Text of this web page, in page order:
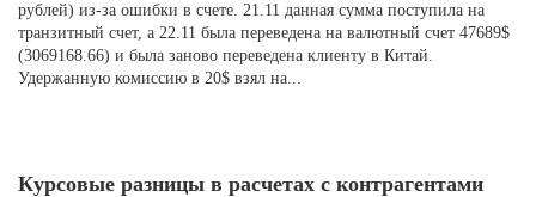
рублей) из-за ошибки в счете. 21.11 данная сумма поступила на
транзитный счет, а 22.11 была переведена на валютный счет 47689$
(3069168.66) и была заново переведена клиенту в Китай.
Удержанную комиссию в 20$ взял на...
Курсовые разницы в расчетах с контрагентами